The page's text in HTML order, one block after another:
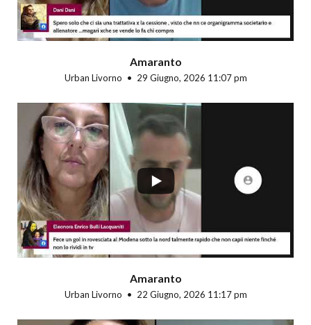
Amaranto
Urban Livorno 29 Giugno, 2026 11:07 pm
Amaranto
Urban Livorno 22 Giugno, 2026 11:17 pm